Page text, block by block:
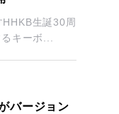
生誕30周
キーボ...
バージョン